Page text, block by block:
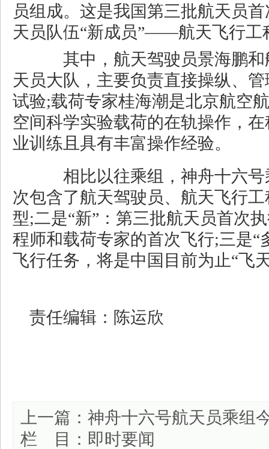
员组成。这是我国第三批航天员
天员队伍“新成员”——航天飞行工
其中，航天驾驶员景海鹏和
天员大队，主要负责直接操纵、
试验;载荷专家桂海潮是北京航空
空间科学实验载荷的在轨操作，
业训练且具有丰富操作经验。
相比以往乘组，神舟十六号
次包含了航天驾驶员、航天飞行
型;二是“新”：第三批航天员首次
程师和载荷专家的首次飞行;三是“
飞行任务，将是中国目前为止“飞
责任编辑：陈运欣
上一篇： 神舟十六号航天员乘组
栏 目： 即时要闻